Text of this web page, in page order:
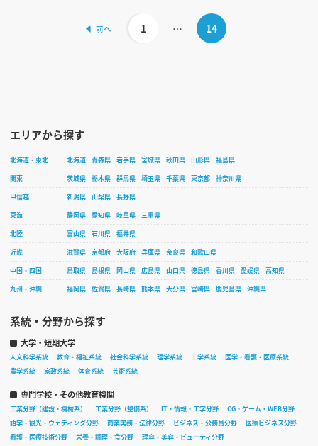
1 … 14
エリアから探す
北海道・東北 北海道 青森県 岩手県 宮城県 秋田県 山形県
福島県
関東
茨城県 栃木県 群馬県 埼玉県 千葉県 東京都
神奈川県
甲信越
新潟県 山梨県
長野県
東海
静岡県 愛知県 岐阜県
三重県
北陸
富山県 石川県
福井県
近畿
滋賀県 京都府 大阪府 兵庫県 奈良県
和歌山県
中国・四国
鳥取県 島根県 岡山県 広島県 山口県 徳島県 香川県 愛媛県
高知県
九州・沖縄
福岡県 佐賀県 長崎県 熊本県 大分県 宮崎県 鹿児島県 沖縄県
系統・分野から探す
大学・短期大学
人文科学系統 教育・福祉系統 社会科学系統 理学系統 工学系統
医学・看護・医療系統
農学系統
家政系統 体育系統 芸術系統
専門学校・その他教育機関
工業分野（建設・機械系） 工業分野（整備系） IT・情報・工学分野
CG・ゲーム・WEB分野
語学・観光・ウェディング分野
商業実務・法律分野 ビジネス・公務員分野
医療ビジネス分野
看護・医療技術分野
栄養・調理・食分野
理容・美容・ビューティ分野